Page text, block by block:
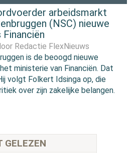
arbeidsmarkt
(NSC) nieuwe
Redactie FlexNieuws
is de beoogd nieuwe
ministerie van Financiën. Dat
volgt Folkert Idsinga op, die
over zijn zakelijke belangen.
GELEZEN